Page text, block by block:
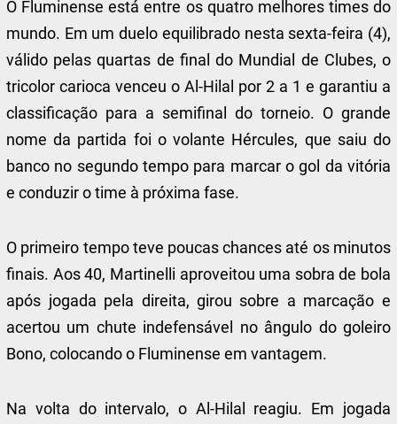
O Fluminense está entre os quatro melhores times do
mundo. Em um duelo equilibrado nesta sexta-feira (4),
válido pelas quartas de final do Mundial de Clubes, o
tricolor carioca venceu o Al-Hilal por 2 a 1 e garantiu a
classificação para a semifinal do torneio. O grande
nome da partida foi o volante Hércules, que saiu do
banco no segundo tempo para marcar o gol da vitória
e conduzir o time à próxima fase.
O primeiro tempo teve poucas chances até os minutos
finais. Aos 40, Martinelli aproveitou uma sobra de bola
após jogada pela direita, girou sobre a marcação e
acertou um chute indefensável no ângulo do goleiro
Bono, colocando o Fluminense em vantagem.
Na volta do intervalo, o Al-Hilal reagiu. Em jogada